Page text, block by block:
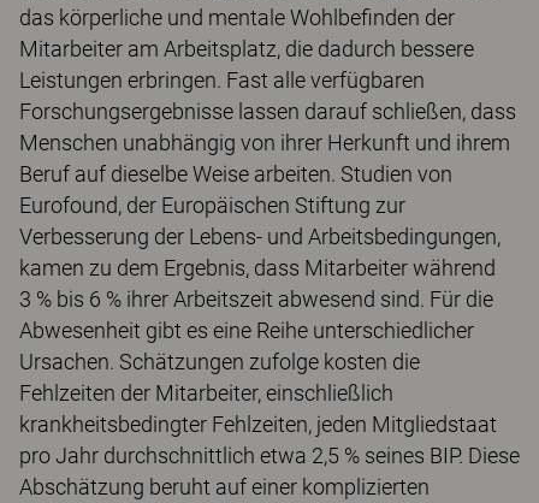
das körperliche und mentale Wohlbefinden der
Mitarbeiter am Arbeitsplatz, die dadurch bessere
Leistungen erbringen. Fast alle verfügbaren
Forschungsergebnisse lassen darauf schließen, dass
Menschen unabhängig von ihrer Herkunft und ihrem
Beruf auf dieselbe Weise arbeiten. Studien von
Eurofound, der Europäischen Stiftung zur
Verbesserung der Lebens- und Arbeitsbedingungen,
kamen zu dem Ergebnis, dass Mitarbeiter während
3 % bis 6 % ihrer Arbeitszeit abwesend sind. Für die
Abwesenheit gibt es eine Reihe unterschiedlicher
Ursachen. Schätzungen zufolge kosten die
Fehlzeiten der Mitarbeiter, einschließlich
krankheitsbedingter Fehlzeiten, jeden Mitgliedstaat
pro Jahr durchschnittlich etwa 2,5 % seines BIP. Diese
Abschätzung beruht auf einer komplizierten